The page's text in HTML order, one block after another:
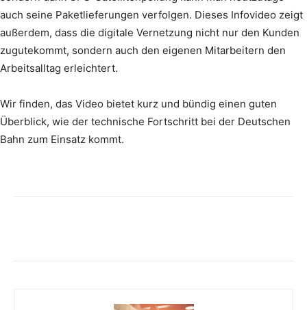
auch seine Paketlieferungen verfolgen. Dieses Infovideo zeigt
außerdem, dass die digitale Vernetzung nicht nur den Kunden
zugutekommt, sondern auch den eigenen Mitarbeitern den
Arbeitsalltag erleichtert.
Wir finden, das Video bietet kurz und bündig einen guten
Überblick, wie der technische Fortschritt bei der Deutschen
Bahn zum Einsatz kommt.